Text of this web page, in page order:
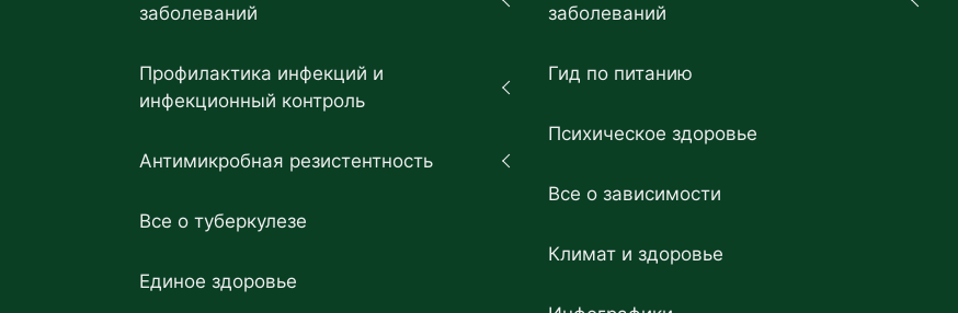
заболеваний
Профилактика инфекций и
инфекционный контроль
Антимикробная резистентность
Все о туберкулезе
Единое здоровье
заболеваний
Гид по питанию
Психическое здоровье
Все о зависимости
Климат и здоровье